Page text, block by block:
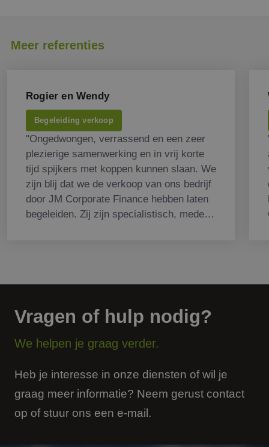
Meer referenties
Rogier en Wendy
Begeleiding verkoop
"Ongedwongen, verrassend en een zeer
plezierige samenwerking en in vrij korte
tijd spijkers met koppen kunnen slaan. We
zijn blij dat we de verkoop van ons bedrijf
door JM Corporate Finance hebben laten
begeleiden. Zij zijn specialistisch, mede
Vragen of hulp nodig?
We helpen je graag verder.
Heb je interesse in onze diensten of wil je
graag meer informatie? Neem gerust contact
op of stuur ons een e-mail.